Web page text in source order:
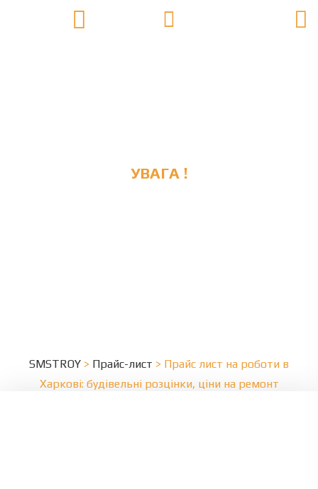
УВАГА !
SMSTROY > Прайс-лист > Прайс лист на роботи в
Харкові: будівельні розцінки, ціни на ремонт